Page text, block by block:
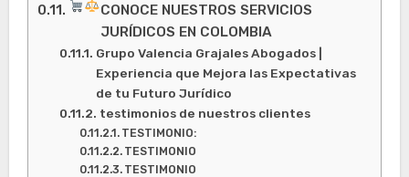
CONOCE NUESTROS SERVICIOS
JURÍDICOS EN COLOMBIA
Grupo Valencia Grajales Abogados |
Experiencia que Mejora las Expectativas
de tu Futuro Jurídico
testimonios de nuestros clientes
TESTIMONIO:
TESTIMONIO
TESTIMONIO